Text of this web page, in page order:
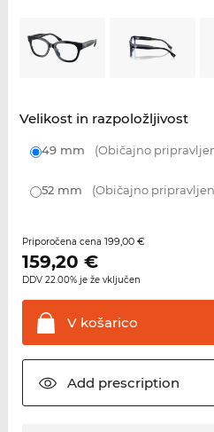
Velikost in razpoložljivost
49 mm (Običajno
52 mm (Običajno
Priporočena cena 199,00 €
159,20 €
DDV 22.00% je že vključen
Vkošarico
Add prescription